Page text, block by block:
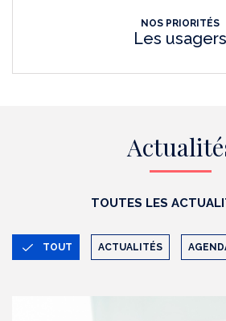
NOS PRIORITÉS
Les usagers
TOUTES LES
TOUT ACTUALITÉS